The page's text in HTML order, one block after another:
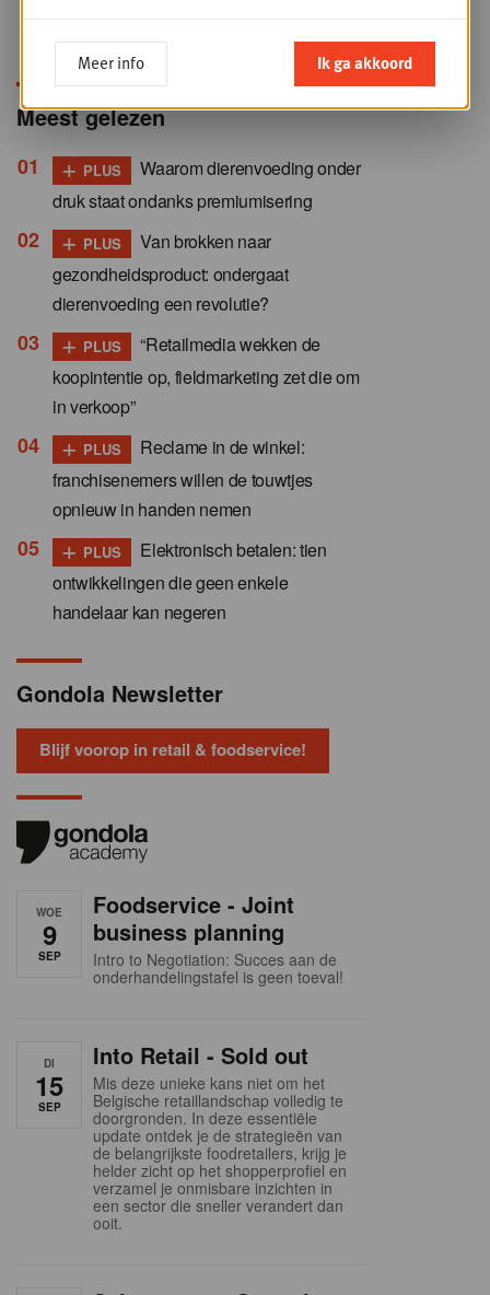
Meest gelezen
+ PLUS
Waarom dierenvoeding onder
druk staat ondanks premiumisering
+ PLUS
Van brokken naar
gezondheidsproduct: ondergaat
dierenvoeding een revolutie?
+ PLUS
“Retailmedia wekken de
koopintentie op, fieldmarketing zet die om
in verkoop”
+ PLUS
Reclame in de winkel:
franchisenemers willen de touwtjes
opnieuw in handen nemen
+ PLUS
Elektronisch betalen: tien
ontwikkelingen die geen enkele
handelaar kan negeren
Gondola Newsletter
Blijf voorop in retail & foodservice!
WOE
9
SEP
Foodservice - Joint
business planning
Intro to Negotiation: Succes aan de
onderhandelingstafel is geen toeval!
DI
15
SEP
Into Retail - Sold out
Mis deze unieke kans niet om het
Belgische retaillandschap volledig te
doorgronden. In deze essentiële
update ontdek je de strategieën van
de belangrijkste foodretailers, krijg je
helder zicht op het shopperprofiel en
verzamel je onmisbare inzichten in
een sector die sneller verandert dan
ooit.
Meer info Ik ga akkoord